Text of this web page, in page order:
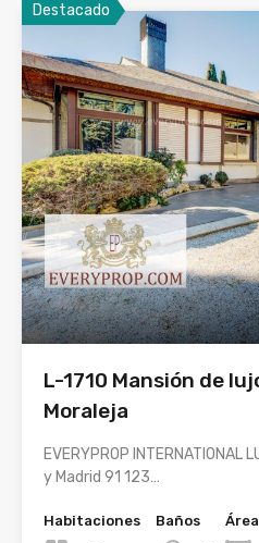
Destacado
L-1710 Mansión de
Moraleja
EVERYPROP INTERNATIONAL
y Madrid 91 123…
Habitaciones
Baños
Área